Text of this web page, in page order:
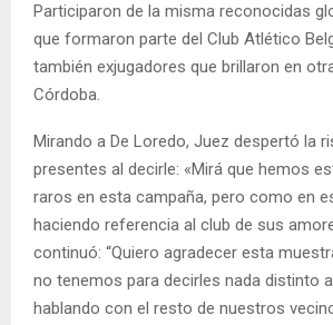
Participaron de la misma reconocidas
que formaron parte del Club Atlético
también exjugadores que brillaron en
Córdoba.
Mirando a De Loredo, Juez despertó la
presentes al decirle: «Mirá que hemos
raros en esta campaña, pero como en
haciendo referencia al club de sus
continuó: “Quiero agradecer esta
no tenemos para decirles nada distinto
hablando con el resto de nuestros